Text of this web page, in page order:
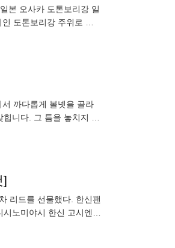
본 오사카 도톤보리강 일
도톤보리강 주위로 차
까다롭게 볼넷을 골라
니다. 그 틈을 놓치지 않
]
리드를 선물했다. 한신팬
노미야시 한신 고시엔